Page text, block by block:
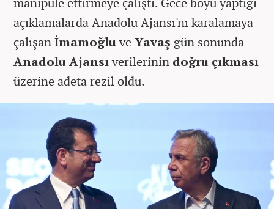
açıklamalarda Anadolu Ajansı'nı karalamaya
çalışanİmamoğluve Yavaş gün sonunda
Anadolu Ajansıverilerinin doğru çıkması
üzerine adeta rezil oldu.